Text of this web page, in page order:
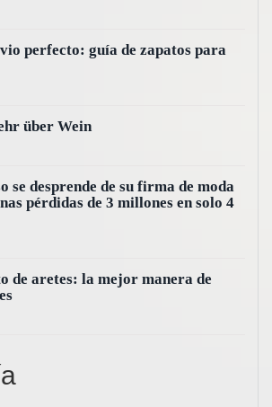
perfecto: guía de zapatos para
über Wein
se desprende de su firma de moda
pérdidas de 3 millones en solo 4
de aretes: la mejor manera de